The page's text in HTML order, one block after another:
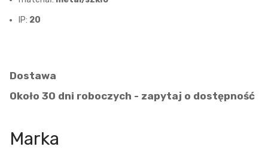
IP: 20
Dostawa
Około 30 dni roboczych - zapytaj o dostępność
Marka